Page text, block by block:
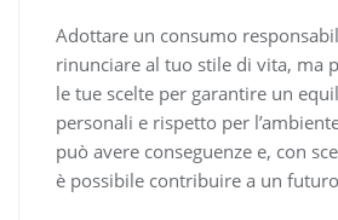
Adottare un consumo
rinunciare al tuo stile di vita, ma
le tue scelte per garantire un
personali e rispetto per
può avere conseguenze e, con
è possibile contribuire a un